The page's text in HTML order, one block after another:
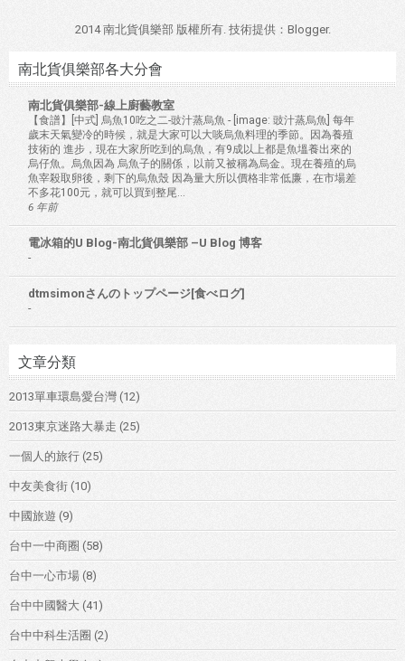
2014 南北貨俱樂部 版權所有. 技術提供： Blogger.
南北貨俱樂部各大分會
南北貨俱樂部-線上廚藝教室
【食譜】[中式] 烏魚10吃之二-豉汁蒸烏魚 - [image: 豉汁蒸烏魚] 每年
歲末天氣變冷的時候，就是大家可以大啖烏魚料理的季節。因為養殖
技術的 進步，現在大家所吃到的烏魚，有9成以上都是魚塭養出來的
烏仔魚。烏魚因為 烏魚子的關係，以前又被稱為烏金。現在養殖的烏
魚宰殺取卵後，剩下的烏魚殼 因為量大所以價格非常低廉，在市場差
不多花100元，就可以買到整尾...
6 年前
電冰箱的U Blog-南北貨俱樂部 –U Blog 博客
-
dtmsimonさんのトップページ[食べログ]
-
文章分類
2013單車環島愛台灣 (12)
2013東京迷路大暴走 (25)
一個人的旅行 (25)
中友美食街 (10)
中國旅遊 (9)
台中一中商圈 (58)
台中一心市場 (8)
台中中國醫大 (41)
台中中科生活圈 (2)